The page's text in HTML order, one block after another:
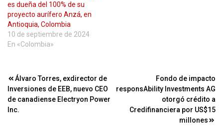
es dueña del 100% de su
proyecto aurífero Anzá, en
Antioquia, Colombia
10 de septiembre de 2024
En «Colombia»
Navegación
de
entradas
Álvaro Torres, exdirector de
Inversiones de EEB, nuevo CEO
de canadiense Electryon Power
Inc.
Fondo de impacto
responsAbility Investments AG
otorgó crédito a
Credifinanciera por US$15
millones